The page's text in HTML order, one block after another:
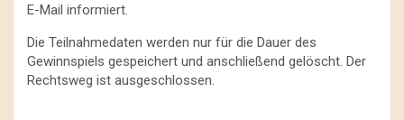
E-Mail informiert.
Die Teilnahmedaten werden nur für die Dauer des
Gewinnspiels gespeichert und anschließend gelöscht. Der
Rechtsweg ist ausgeschlossen.